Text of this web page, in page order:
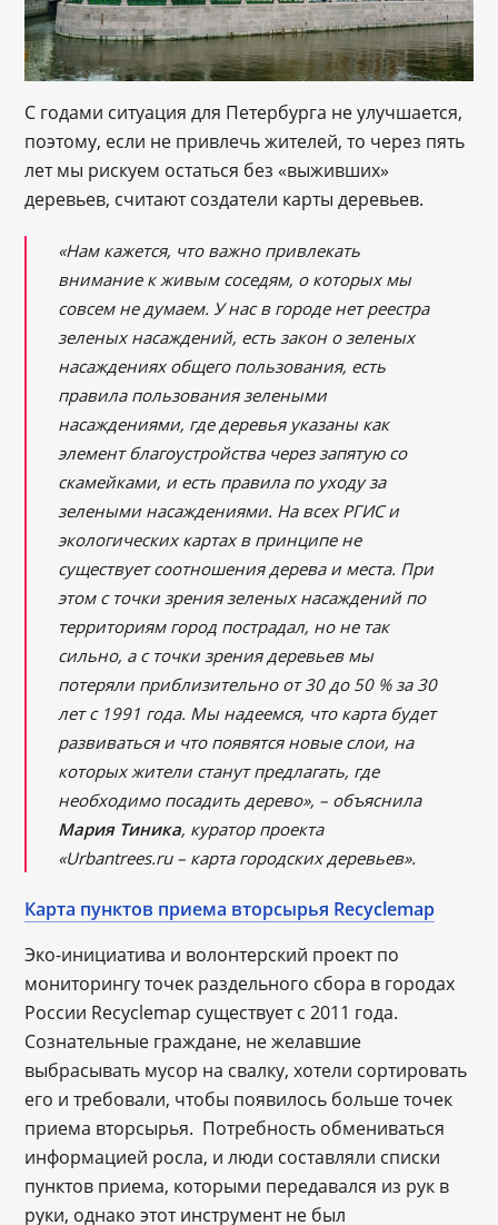
С годами ситуация для Петербурга не улучшается,
поэтому, если не привлечь жителей, то через пять
лет мы рискуем остаться без «выживших»
деревьев, считают создатели карты деревьев.
«Нам кажется, что важно привлекать
внимание к живым соседям, о которых мы
совсем не думаем. У нас в городе нет реестра
зеленых насаждений, есть закон о зеленых
насаждениях общего пользования, есть
правила пользования зелеными
насаждениями, где деревья указаны как
элемент благоустройства через запятую со
скамейками, и есть правила по уходу за
зелеными насаждениями. На всех РГИС и
экологических картах в принципе не
существует соотношения дерева и места. При
этом с точки зрения зеленых насаждений по
территориям город пострадал, но не так
сильно, а с точки зрения деревьев мы
потеряли приблизительно от 30 до 50 % за 30
лет с 1991 года. Мы надеемся, что карта будет
развиваться и что появятся новые слои, на
которых жители станут предлагать, где
необходимо посадить дерево», – объяснила
Мария Тиника, куратор проекта
«Urbantrees.ru – карта городских деревьев».
Карта пунктов приема вторсырья Recyclemap
Эко-инициатива и волонтерский проект по
мониторингу точек раздельного сбора в городах
России Recyclemap существует с 2011 года.
Сознательные граждане, не желавшие
выбрасывать мусор на свалку, хотели сортировать
его и требовали, чтобы появилось больше точек
приема вторсырья. Потребность обмениваться
информацией росла, и люди составляли списки
пунктов приема, которыми передавался из рук в
руки, однако этот инструмент не был